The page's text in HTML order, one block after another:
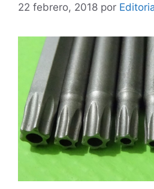
22 febrero, 2018 por